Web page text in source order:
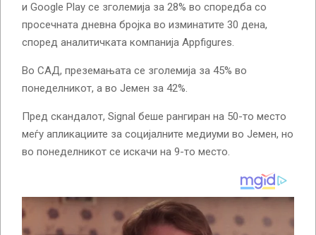
и Google Play се зголемија за 28% во споредба со
просечната дневна бројка во изминатите 30 дена,
според аналитичката компанија Appfigures.
Во САД, преземањата се зголемија за 45% во
понеделникот, а во Јемен за 42%.
Пред скандалот, Signal беше рангиран на 50-то место
меѓу апликациите за социјалните медиуми во Јемен, но
во понеделникот се искачи на 9-то место.